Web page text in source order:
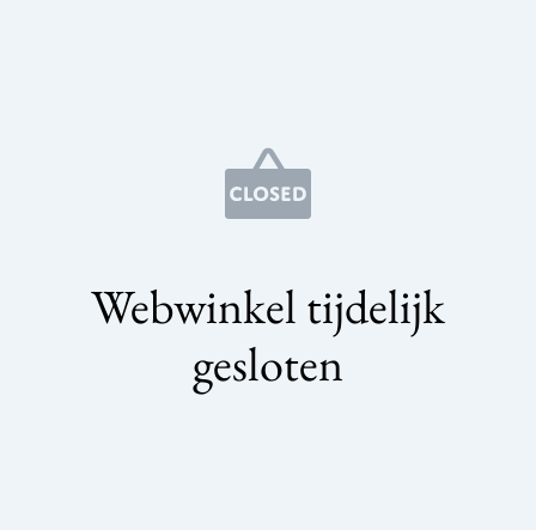
Webwinkel tijdelijk
gesloten